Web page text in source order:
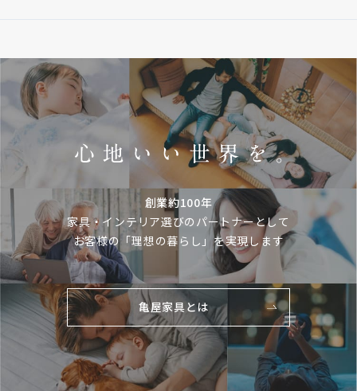
創業約100年
家具・インテリア選びのパートナーとして
お客様の「理想の暮らし」を実現します
亀屋家具とは